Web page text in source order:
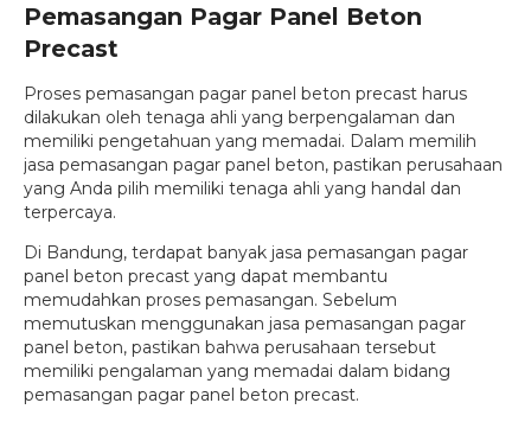
Pemasangan Pagar Panel Beton
Precast
Proses pemasangan pagar panel beton precast harus
dilakukan oleh tenaga ahli yang berpengalaman dan
memiliki pengetahuan yang memadai. Dalam memilih
jasa pemasangan pagar panel beton, pastikan perusahaan
yang Anda pilih memiliki tenaga ahli yang handal dan
terpercaya.
Di Bandung, terdapat banyak jasa pemasangan pagar
panel beton precast yang dapat membantu
memudahkan proses pemasangan. Sebelum
memutuskan menggunakan jasa pemasangan pagar
panel beton, pastikan bahwa perusahaan tersebut
memiliki pengalaman yang memadai dalam bidang
pemasangan pagar panel beton precast.